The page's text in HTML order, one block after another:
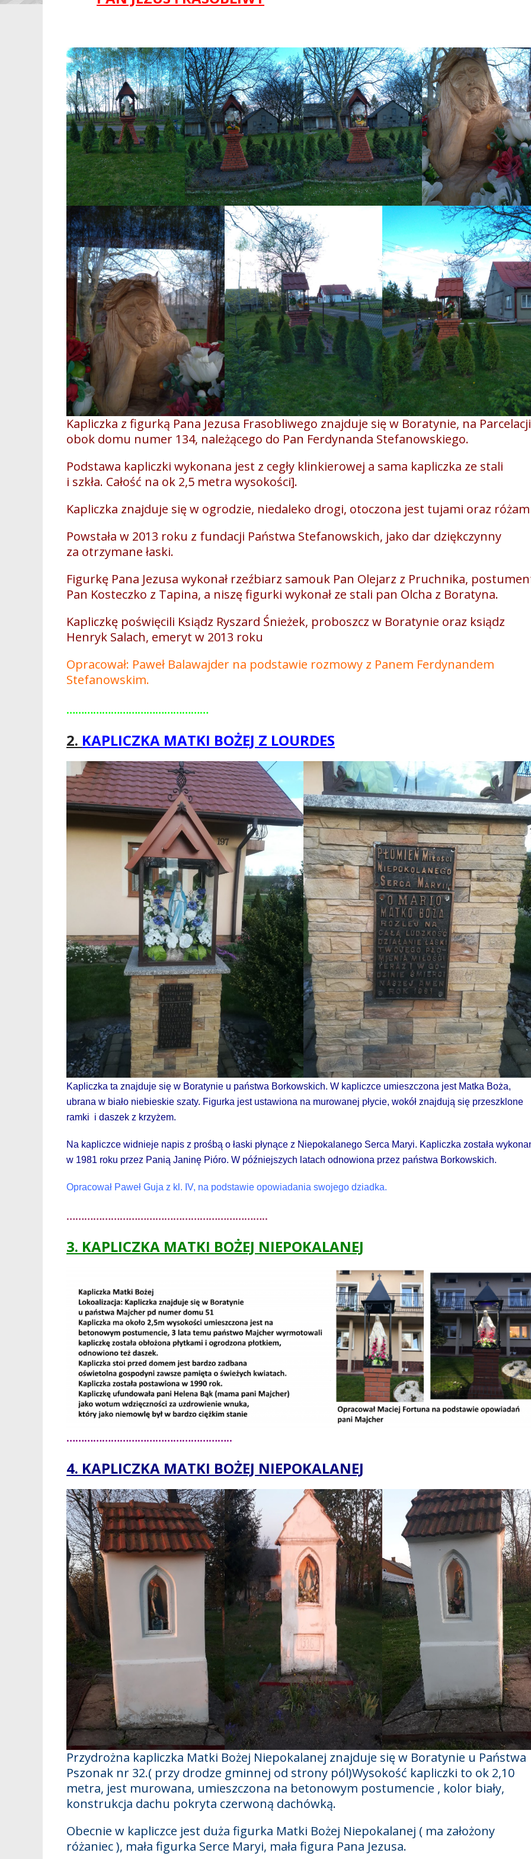
Kapliczka z figurką Pana Jezusa Frasobliwego znajduje się w Boratynie, na
obok domu numer 134, należącego do Pan Ferdynanda Stefanowskiego.
Podstawa kapliczki wykonana jest z cegły klinkierowej a sama kapliczka ze stali
i szkła. Całość na ok 2,5 metra wysokości].
Kapliczka znajduje się w ogrodzie, niedaleko drogi, otoczona jest tujami oraz
Powstała w 2013 roku z fundacji Państwa Stefanowskich, jako dar dziękczynny
za otrzymane łaski.
Figurkę Pana Jezusa wykonał rzeźbiarz samouk Pan Olejarz z Pruchnika,
Pan Kosteczko z Tapina, a niszę figurki wykonał ze stali pan Olcha z Boratyna.
Kapliczkę poświęcili Ksiądz Ryszard Śnieżek, proboszcz w Boratynie oraz ksiądz
Henryk Salach, emeryt w 2013 roku
Opracował: Paweł Balawajder na podstawie rozmowy z Panem Ferdynandem
Stefanowskim.
…………………………………………
2. KAPLICZKA MATKI BOŻEJ Z LOURDES
Kapliczka ta znajduje się w Boratynie u państwa Borkowskich. W kapliczce umieszczona jest Matka Boża,
ubrana w biało niebieskie szaty. Figurka jest ustawiona na murowanej płycie, wokół znajdują się przeszklone
ramki i daszek z krzyżem.
Na kapliczce widnieje napis z prośbą o łaski płynące z Niepokalanego Serca Maryi. Kapliczka została
w 1981 roku przez Panią Janinę Pióro. W późniejszych latach odnowiona przez państwa Borkowskich.
Opracował Paweł Guja z kl. IV, na podstawie opowiadania swojego dziadka.
…………………………………………………………..
3. KAPLICZKA MATKI BOŻEJ NIEPOKALANEJ
………………………………………………..
4. KAPLICZKA MATKI BOŻEJ NIEPOKALANEJ
Przydrożna kapliczka Matki Bożej Niepokalanej znajduje się w Boratynie u Państwa
Pszonak nr 32.( przy drodze gminnej od strony pól)Wysokość kapliczki to ok 2,10
metra, jest murowana, umieszczona na betonowym postumencie , kolor biały,
konstrukcja dachu pokryta czerwoną dachówką.
Obecnie w kapliczce jest duża figurka Matki Bożej Niepokalanej ( ma założony
różaniec ), mała figurka Serce Maryi, mała figura Pana Jezusa.